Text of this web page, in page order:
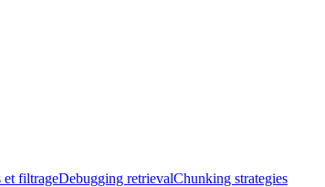
et filtrageDebugging retrievalChunking strategies